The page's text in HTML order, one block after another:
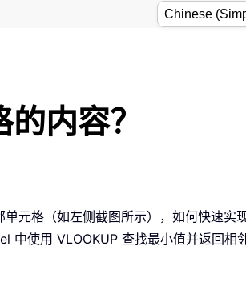
内容？
元格（如左侧截图所示），如何快速实
使用 VLOOKUP 查找最小值并返回相